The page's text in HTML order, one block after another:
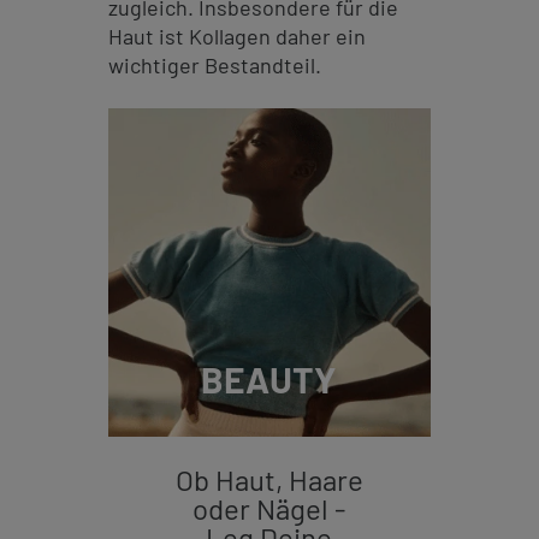
zugleich. Insbesondere für die
Haut ist Kollagen daher ein
wichtiger Bestandteil.
BEAUTY
Ob Haut, Haare
oder Nägel -